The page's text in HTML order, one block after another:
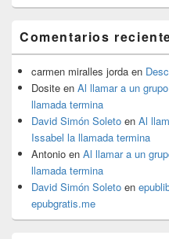
Comentarios
carmen miralles jorda en
Dosite en Al llamar a un
llamada termina
David Simón Soleto en Al
Issabel la llamada termina
Antonio en Al llamar a un
llamada termina
David Simón Soleto en
epubgratis.me